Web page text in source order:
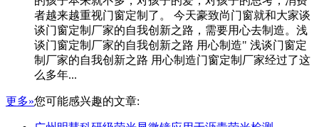
者越来越重视门窗定制了。 今天豪致尚门窗就和大家谈
谈门窗定制厂家的自我创新之路，需要用心去制造。浅
谈门窗定制厂家的自我创新之路 用心制造" 浅谈门窗定
制厂家的自我创新之路 用心制造门窗定制厂家经过了这
么多年...
更多»您可能感兴趣的文章: